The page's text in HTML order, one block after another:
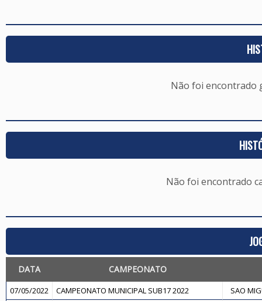
Não foi encontrado
Não foi encontrado
DATA CAMPEONATO
07/05/2022 CAMPEONATO MUNICIPAL SUB17 2022
SAO